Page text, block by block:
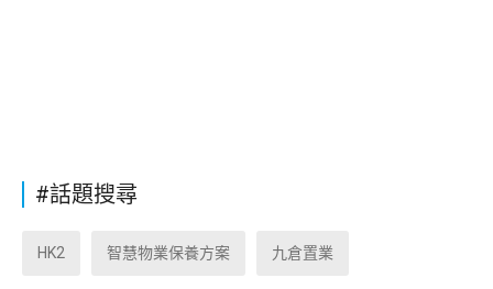
#話題搜尋
HK2 智慧物業保養方案 九倉置業